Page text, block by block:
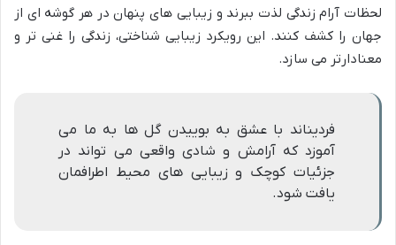
لحظات آرام زندگی لذت ببرند و زیبایی های پنهان در هر گوشه ای از
جهان را کشف کنند. این رویکرد زیبایی شناختی، زندگی را غنی تر و
معنادارتر می سازد.
فردیناند با عشق به بوییدن گل ها به ما می
آموزد که آرامش و شادی واقعی می تواند در
جزئیات کوچک و زیبایی های محیط اطرافمان
یافت شود.